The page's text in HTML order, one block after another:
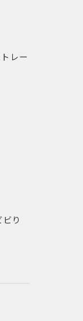
レー
り